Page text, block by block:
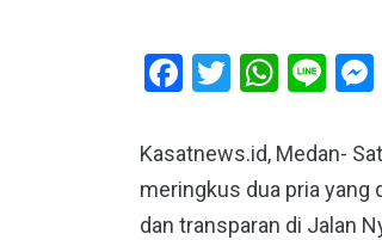
Facebook
TwitterLine
Kasatnews.id, Medan-
meringkus dua pria yang
dan transparan di Jalan